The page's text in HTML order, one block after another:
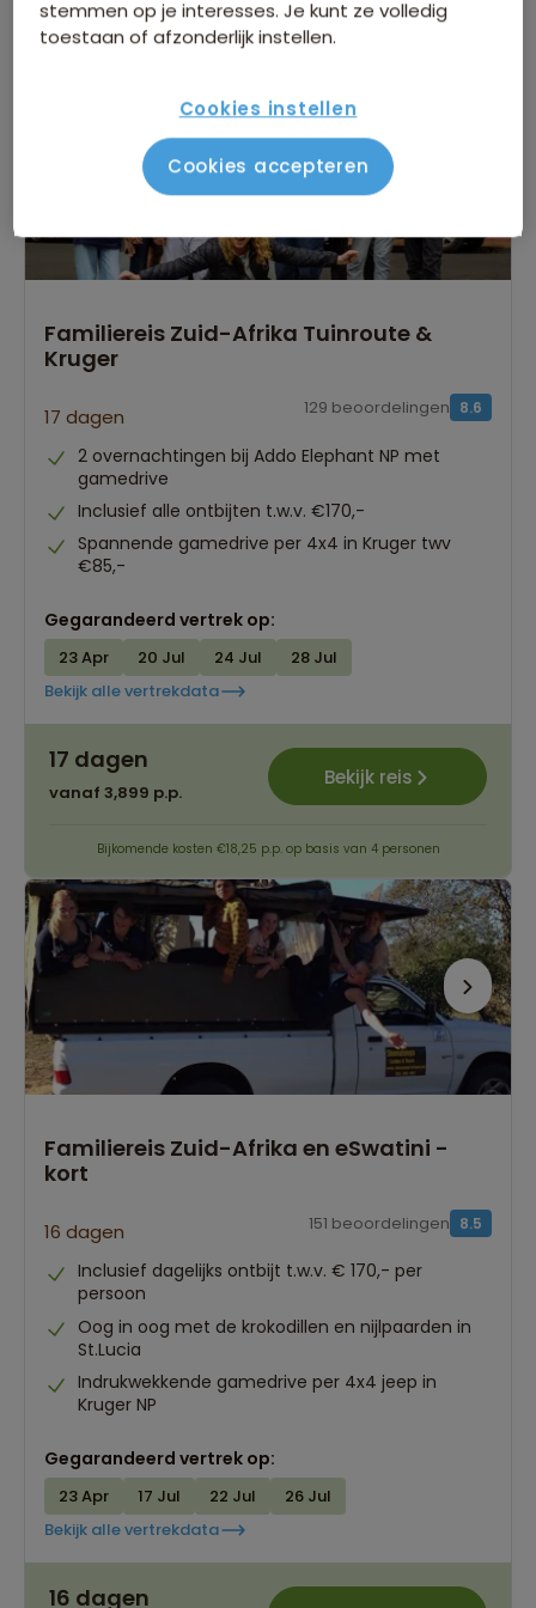
Bijkomende kosten €18,25 p.p. op basis van 4 personen
Familiereis Zuid-Afrika Tuinroute &
Kruger
17 dagen 8.6
129 beoordelingen
2 overnachtingen bij Addo Elephant NP met
gamedrive
Inclusief alle ontbijten t.w.v. €170,-
Spannende gamedrive per 4x4 in Kruger twv
€85,-
Gegarandeerd vertrek op:
23 Apr 20 Jul 24 Jul
28 Jul
Bekijk alle vertrekdata
17 dagen
vanaf 3,899 p.p.
Bekijk reis
Bijkomende kosten €18,25 p.p. op basis van 4 personen
Familiereis Zuid-Afrika en eSwatini -
kort
16 dagen 8.5
151 beoordelingen
Inclusief dagelijks ontbijt t.w.v. € 170,- per
persoon
Oog in oog met de krokodillen en nijlpaarden in
St.Lucia
Indrukwekkende gamedrive per 4x4 jeep in
Kruger NP
Gegarandeerd vertrek op:
23 Apr 17 Jul 22 Jul
26 Jul
Bekijk alle vertrekdata
16 dagenReizen met leeftijdsgenoten 8+ | 12+ | 16+
stemmen op je interesses. Je kunt ze volledig
toestaan of afzonderlijk instellen.
Cookies instellen
Cookies accepteren